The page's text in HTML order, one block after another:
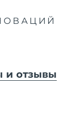
и отзывы